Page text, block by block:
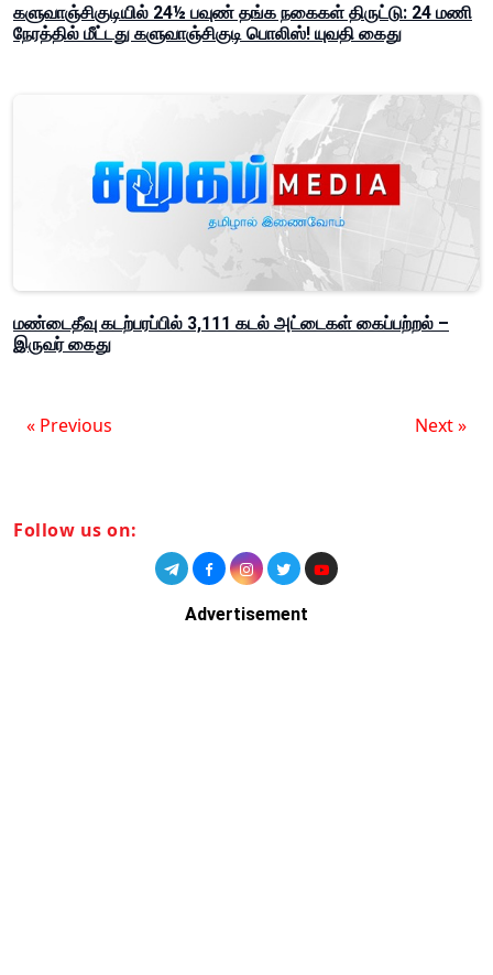
களுவாஞ்சிகுடியில் 24½ பவுண் தங்க நகைகள் திருட்டு: 24 மணி
நேரத்தில் மீட்டது களுவாஞ்சிகுடி பொலிஸ்! யுவதி கைது
மண்டைதீவு கடற்பரப்பில் 3,111 கடல் அட்டைகள் கைப்பற்றல் –
இருவர் கைது
« Previous Next »
Follow us on:
Advertisement